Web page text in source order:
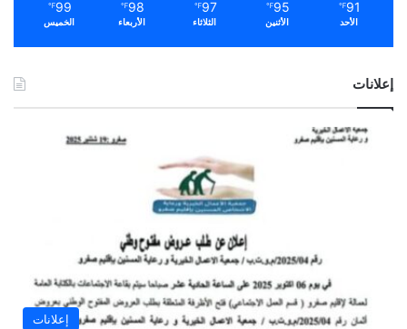
91
℉
الأحد
95
℉
الأثنين
97
℉
الثلاثاء
98
℉
الأربعاء
99
℉
الخميس
إعلانات
إعلانات